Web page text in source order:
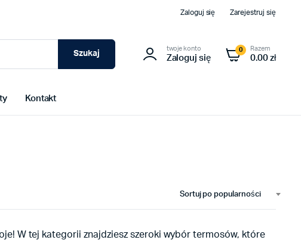
Zaloguj się Zarejestruj się
Szukaj
twoje konto
Zaloguj się
0 Razem
0.00 zł
Kontakt
Sortuj po popularności
W tej kategorii znajdziesz szeroki wybór termosów, które